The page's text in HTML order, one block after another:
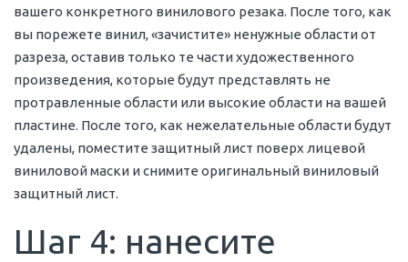
вашего конкретного винилового резака. После того, как
вы порежете винил, «зачистите» ненужные области от
разреза, оставив только те части художественного
произведения, которые будут представлять не
протравленные области или высокие области на вашей
пластине. После того, как нежелательные области будут
удалены, поместите защитный лист поверх лицевой
виниловой маски и снимите оригинальный виниловый
защитный лист.
Шаг 4: нанесите